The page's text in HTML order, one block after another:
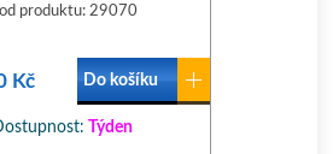
produktu: 29070
Kč Do košíku
Týden